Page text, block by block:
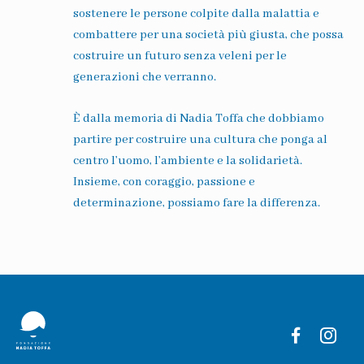
sostenere le persone colpite dalla malattia e
combattere per una società più giusta, che possa
costruire un futuro senza veleni per le
generazioni che verranno.
È dalla memoria di Nadia Toffa che dobbiamo
partire per costruire una cultura che ponga al
centro l’uomo, l’ambiente e la solidarietà.
Insieme, con coraggio, passione e
determinazione, possiamo fare la differenza.